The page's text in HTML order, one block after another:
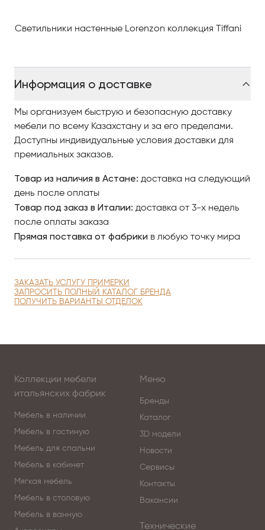
Cassiopea.
Lorenzon, изучайте наш интернет-каталог, где
разнообразные модели представлены
качественными фото, сравнивайте понравившиеся
модели и оформляйте заказ.
По вопросам приобретения коллекции
обращайтесь в Центр итальянской мебели
Antonovych Home в Астанае.
Светильники настенные Lorenzon коллекция Tiffani
Информация о доставке
Мы организуем быструю и безопасную доставку
мебели по всему Казахстану и за его пределами.
Доступны индивидуальные условия доставки для
премиальных заказов.
Товар из наличия в Астане: доставка на следующий
день после оплаты
Товар под заказ в Италии: доставка от 3-х недель
после оплаты заказа
Прямая поставка от фабрики в любую точку мира
ЗАКАЗАТЬ УСЛУГУ ПРИМЕРКИ
ЗАПРОСИТЬ ПОЛНЫЙ КАТАЛОГ БРЕНДА
ПОЛУЧИТЬ ВАРИАНТЫ ОТДЕЛОК
Коллекции мебели
итальянских фабрик
Мебель в наличии
Мебель в гостиную
Мебель для спальни
Мебель в кабинет
Мягкая мебель
Мебель в столовую
Мебель в ванную
Меню
Бренды
Каталог
3D модели
Новости
Сервисы
Контакты
Вакансии
Технические